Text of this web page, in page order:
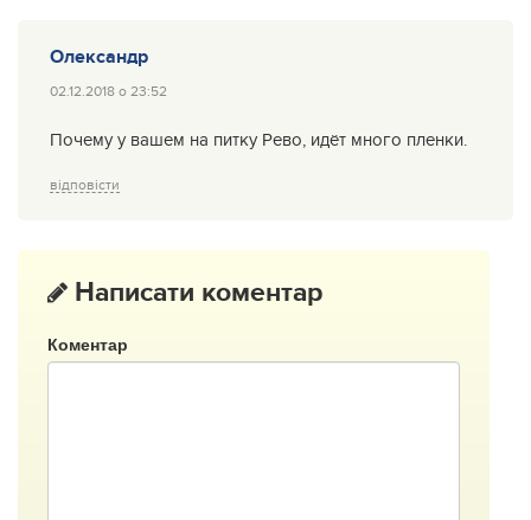
Олександр
02.12.2018 о 23:52
Почему у вашем на питку Рево, идёт много пленки.
відповісти
Написати коментар
Коментар